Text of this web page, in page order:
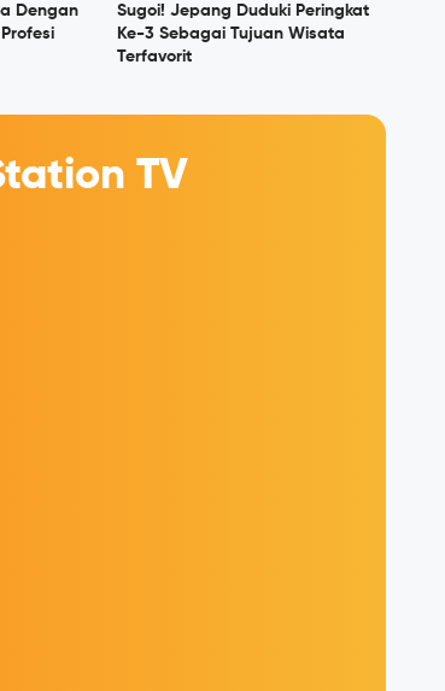
Dengan
Sugoi! Jepang Duduki Peringkat
Ke-3 Sebagai Tujuan Wisata
Terfavorit
TV